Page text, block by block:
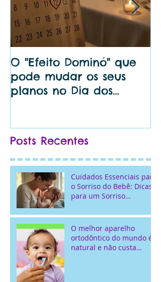
O "Efeito Dominó" que
pode mudar os seus
planos no Dia dos
Posts Recentes
Cuidados Essenciais para
o Sorriso do Bebê: Dicas
para um Sorriso
O melhor aparelho
ortodôntico do mundo é
natural e não custa